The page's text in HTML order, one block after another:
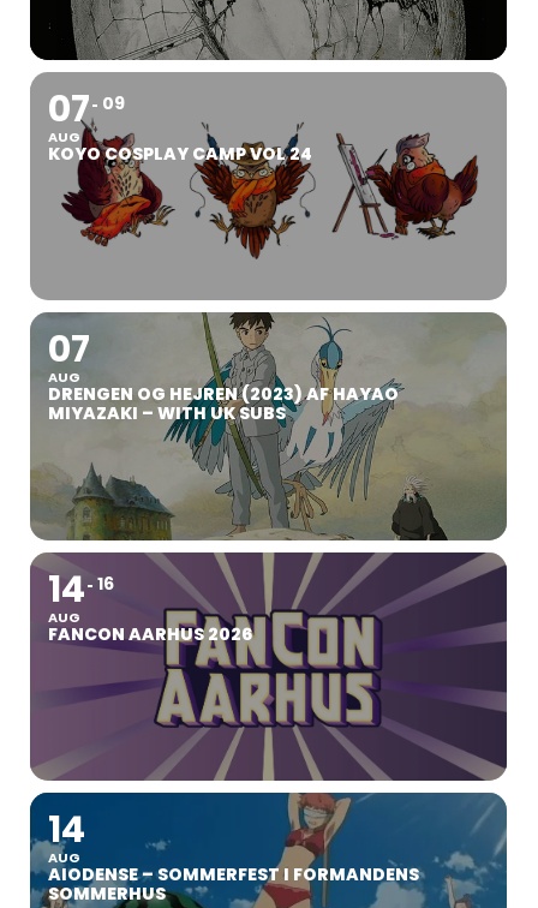
07
AUG
09
KOYO COSPLAY CAMP VOL 24
07
AUG
DRENGEN OG HEJREN (2023) AF HAYAO
MIYAZAKI – WITH UK SUBS
14
AUG
16
FANCON AARHUS 2026
14
AUG
AIODENSE – SOMMERFEST I FORMANDENS
SOMMERHUS